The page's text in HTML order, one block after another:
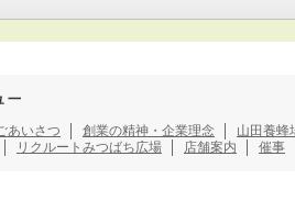
あいさつ 創業の精神・企業理念
山田養蜂
リクルート みつばち広場 店舗案内 催事